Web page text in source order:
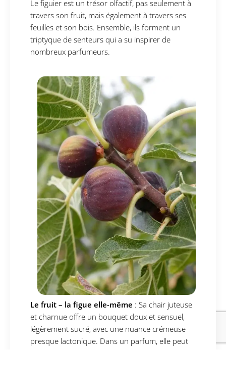
Le figuier est un trésor olfactif, pas seulement à
travers son fruit, mais également à travers ses
feuilles et son bois. Ensemble, ils forment un
triptyque de senteurs qui a su inspirer de
nombreux parfumeurs.
Le fruit – la figue elle-même : Sa chair juteuse
et charnue offre un bouquet doux et sensuel,
légèrement sucré, avec une nuance crémeuse
presque lactonique. Dans un parfum, elle peut